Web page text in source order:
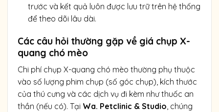
trước và kết quả luôn được lưu trữ trên hệ thống
để theo dõi lâu dài.
Các câu hỏi thường gặp về giá chụp X-
quang chó mèo
Chi phí chụp X-quang chó mèo thường phụ thuộc
vào số lượng phim chụp (số góc chụp), kích thước
của thú cưng và các dịch vụ đi kèm như thuốc an
thần (nếu có). Tại Wa. Petclinic & Studio , chúng